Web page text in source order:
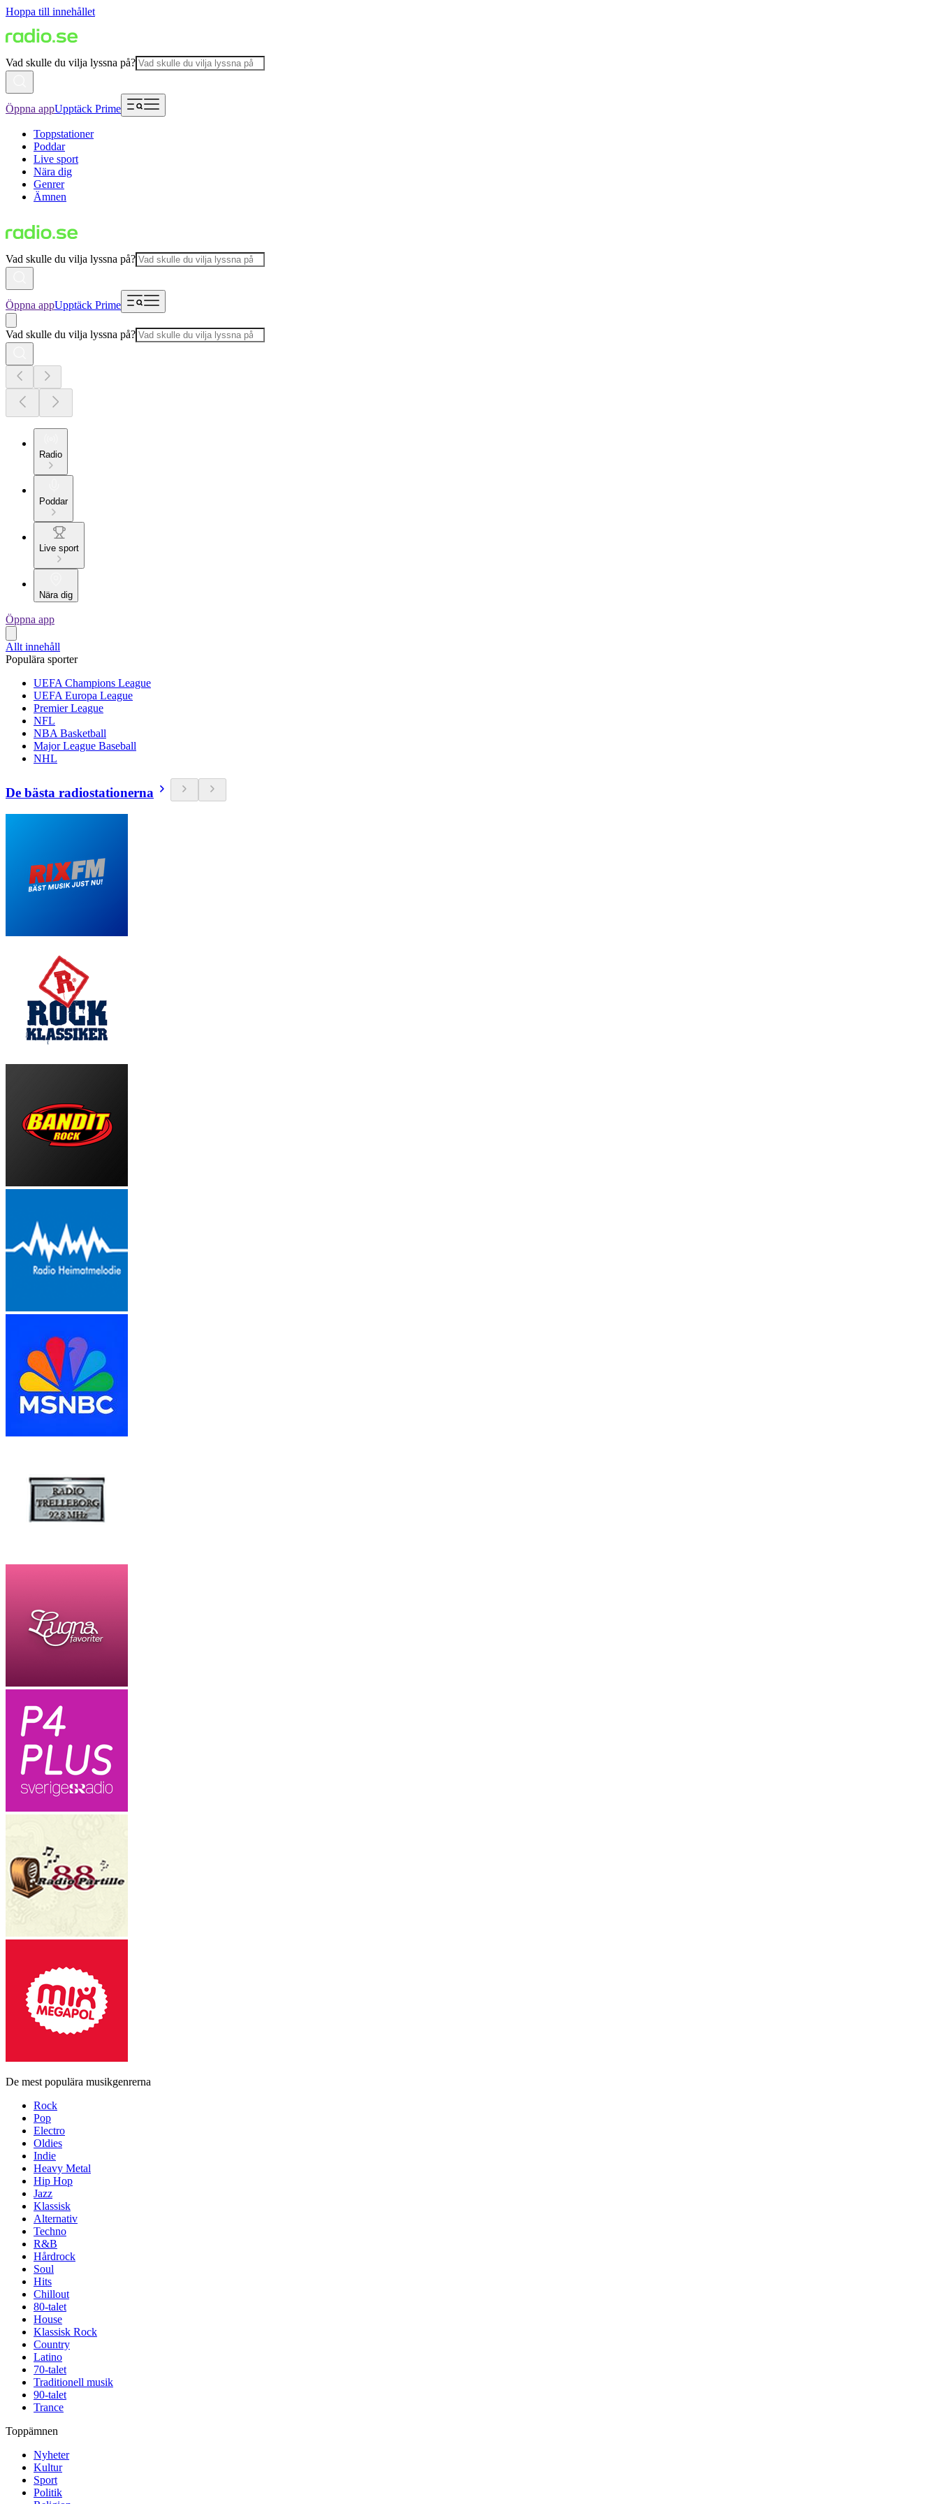
Hoppa till innehållet
Vad skulle du vilja lyssna på?
Öppna appUpptäck Prime
Toppstationer
Poddar
Live sport
Nära dig
Genrer
Ämnen
Vad skulle du vilja lyssna på?
Öppna appUpptäck Prime
Vad skulle du vilja lyssna på?
Radio
Poddar
Live sport
Nära dig
Öppna app
Allt innehåll
Populära sporter
UEFA Champions League
UEFA Europa League
Premier League
NFL
NBA Basketball
Major League Baseball
NHL
De bästa radiostationerna
De mest populära musikgenrerna
Rock
Pop
Electro
Oldies
Indie
Heavy Metal
Hip Hop
Jazz
Klassisk
Alternativ
Techno
R&B
Hårdrock
Soul
Hits
Chillout
80-talet
House
Klassisk Rock
Country
Latino
70-talet
Traditionell musik
90-talet
Trance
Toppämnen
Nyheter
Kultur
Sport
Politik